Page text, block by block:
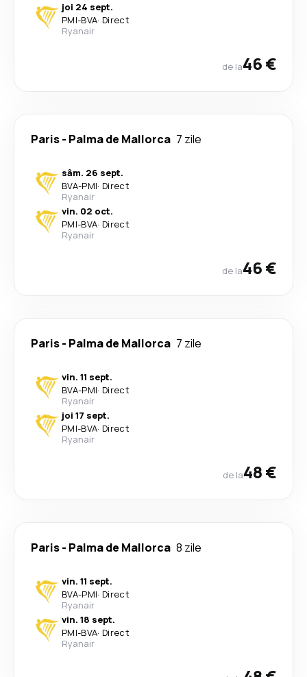
joi 24 sept.
PMI-BVA· Direct
Ryanair
de la46 €
Paris- Palma de Mallorca 7 zile
sâm. 26 sept.
BVA-PMI· Direct
Ryanair
vin. 02 oct.
PMI-BVA· Direct
Ryanair
de la46 €
Paris- Palma de Mallorca 7 zile
vin. 11 sept.
BVA-PMI· Direct
Ryanair
joi 17 sept.
PMI-BVA· Direct
Ryanair
de la48 €
Paris- Palma de Mallorca 8 zile
vin. 11 sept.
BVA-PMI· Direct
Ryanair
vin. 18 sept.
PMI-BVA· Direct
Ryanair